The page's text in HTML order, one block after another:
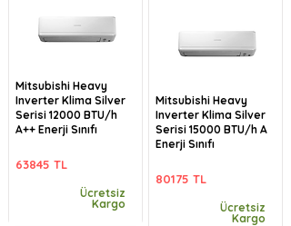
Mitsubishi Heavy
Inverter Klima Silver
Serisi 12000 BTU/h
A++ Enerji Sınıfı
63845 TL
Ücretsiz
Kargo
Mitsubishi Heavy
Inverter Klima Silver
Serisi 15000 BTU/h A
Enerji Sınıfı
80175 TL
Ücretsiz
Kargo